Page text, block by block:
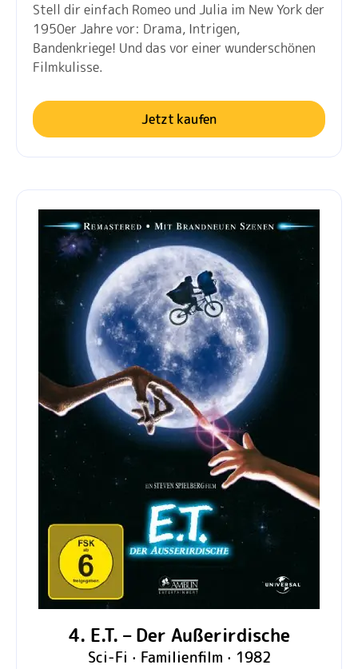
Stell dir einfach Romeo und Julia im New York der
1950er Jahre vor: Drama, Intrigen,
Bandenkriege! Und das vor einer wunderschönen
Filmkulisse.
Jetzt kaufen
4. E.T. – Der Außerirdische
Sci-Fi · Familienfilm · 1982